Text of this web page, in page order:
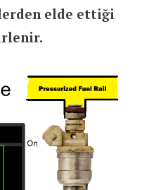
elde ettiği